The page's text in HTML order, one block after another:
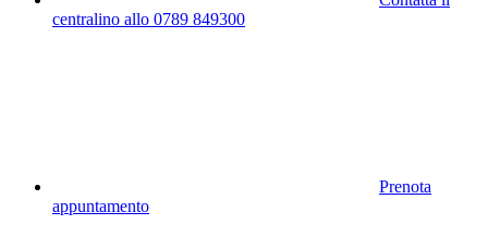
centralino allo 0789 849300
Prenota
appuntamento